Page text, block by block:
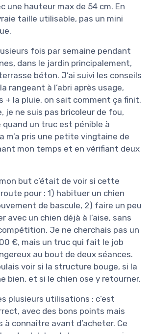
une hauteur max de 54 cm. En
taille utilisable, pas un mini
fois par semaine pendant
dans le jardin principalement,
béton. J’ai suivi les conseils
rangeant à l’abri après usage,
+ la pluie, on sait comment ça finit.
je ne suis pas bricoleur de fou,
quand un truc est pénible à
m’a pris une petite vingtaine de
mon temps et en vérifiant deux
but c’était de voir si cette
pour : 1) habituer un chien
de bascule, 2) faire un peu
avec un chien déjà à l’aise, sans
Je ne cherchais pas un
€, mais un truc qui fait le job
au bout de deux séances.
voir si la structure bouge, si la
bien, et si le chien ose y retourner.
plusieurs utilisations : c’est
avec des bons points mais
à connaître avant d’acheter. Ce